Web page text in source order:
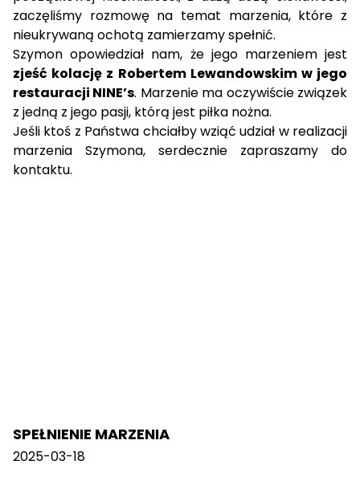
zaczęliśmy rozmowę na temat marzenia, które z
nieukrywaną ochotą zamierzamy spełnić.
Szymon opowiedział nam, że jego marzeniem jest
zjeść kolację z Robertem Lewandowskim w jego
restauracji NINE’s. Marzenie ma oczywiście związek
z jedną z jego pasji, którą jest piłka nożna.
Jeśli ktoś z Państwa chciałby wziąć udział w realizacji
marzenia Szymona, serdecznie zapraszamy do
kontaktu.
SPEŁNIENIE MARZENIA
2025-03-18